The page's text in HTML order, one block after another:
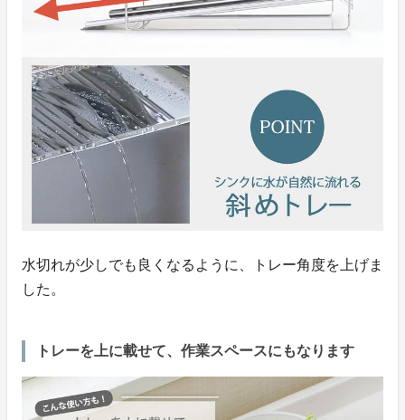
水切れが少しでも良くなるように、トレー角度を上げま
した。
トレーを上に載せて、作業スペースにもなります